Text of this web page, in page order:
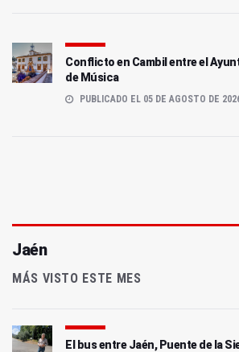
Conflicto en Cambil entre el
de Música
PUBLICADO EL 05 DE AGOSTO DE
Jaén
MÁS VISTO ESTE MES
El bus entre Jaén, Puente de la